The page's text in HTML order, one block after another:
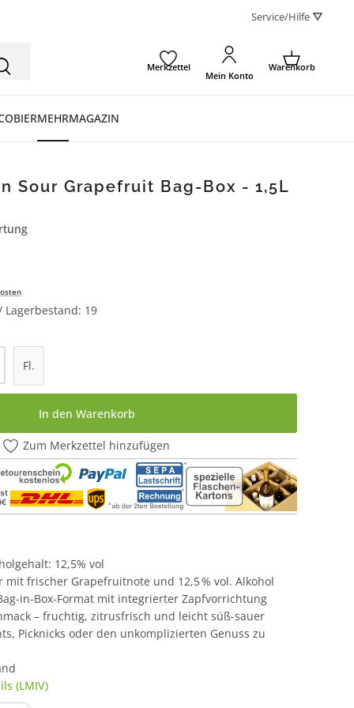
Service/Hilfe ⛛
Merkzettel
Mein Konto
Warenkorb
BIERMEHRMAGAZIN
Sour Grapefruit Bag-Box - 1,5L
19
Gib den gewünschten Wert ein oder
Fl.
In den Warenkorb
Zum Merkzettel hinzufügen
12,5% vol
frischer Grapefruitnote und 12,5 % vol. Alkohol
in-Box-Format mit integrierter Zapfvorrichtung
– fruchtig, zitrusfrisch und leicht süß-sauer
Picknicks oder den unkomplizierten Genuss zu
(LMIV)